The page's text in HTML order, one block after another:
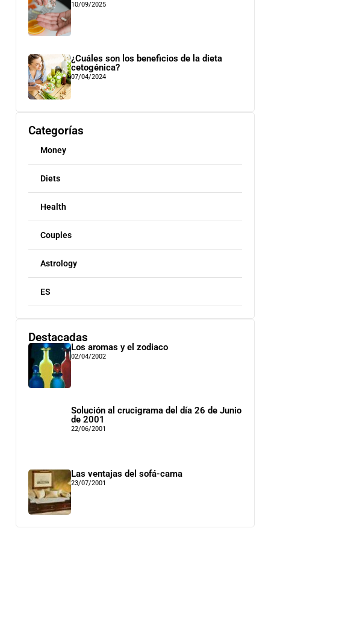
10/09/2025
¿Cuáles son los beneficios de la dieta
cetogénica?
07/04/2024
Categorías
Money
Diets
Health
Couples
Astrology
ES
Destacadas
Los aromas y el zodiaco
02/04/2002
Solución al crucigrama del día 26 de Junio
de 2001
22/06/2001
Las ventajas del sofá-cama
23/07/2001